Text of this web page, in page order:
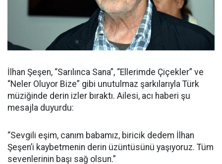
İlhan Şeşen, “Sarılınca Sana”, “Ellerimde Çiçekler” ve
“Neler Oluyor Bize” gibi unutulmaz şarkılarıyla Türk
müziğinde derin izler bıraktı. Ailesi, acı haberi şu
mesajla duyurdu:
“Sevgili eşim, canım babamız, biricik dedem İlhan
Şeşen’i kaybetmenin derin üzüntüsünü yaşıyoruz. Tüm
sevenlerinin başı sağ olsun.”